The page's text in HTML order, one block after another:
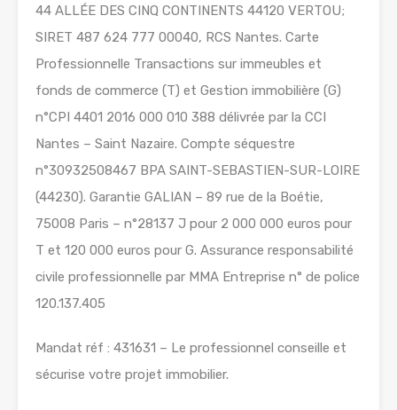
44 ALLÉE DES CINQ CONTINENTS 44120 VERTOU;
SIRET 487 624 777 00040, RCS Nantes. Carte
Professionnelle Transactions sur immeubles et
fonds de commerce (T) et Gestion immobilière (G)
n°CPI 4401 2016 000 010 388 délivrée par la CCI
Nantes – Saint Nazaire. Compte séquestre
n°30932508467 BPA SAINT-SEBASTIEN-SUR-LOIRE
(44230). Garantie GALIAN – 89 rue de la Boétie,
75008 Paris – n°28137 J pour 2 000 000 euros pour
T et 120 000 euros pour G. Assurance responsabilité
civile professionnelle par MMA Entreprise n° de police
120.137.405
Mandat réf : 431631 – Le professionnel conseille et
sécurise votre projet immobilier.